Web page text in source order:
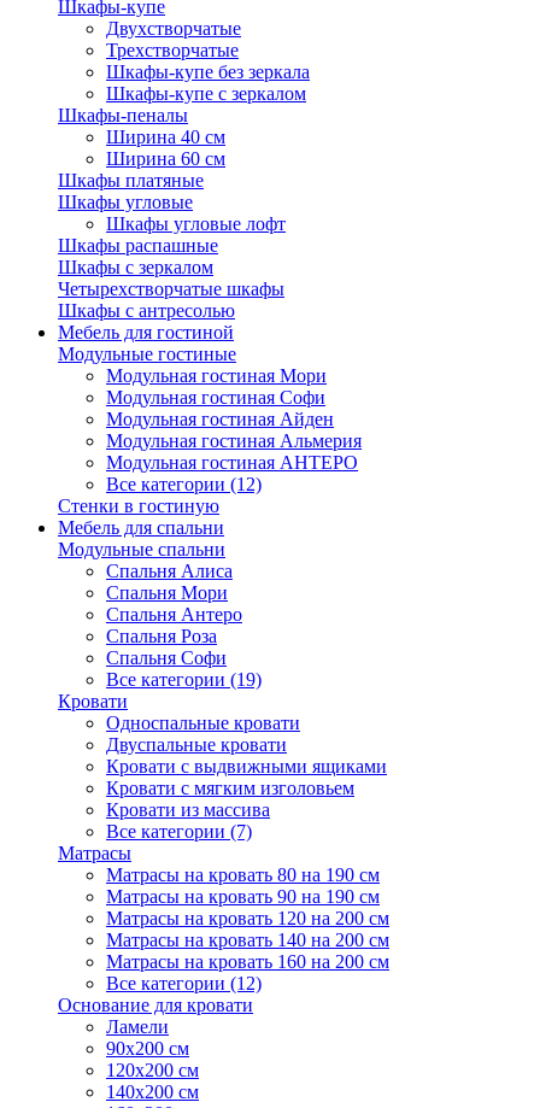
Шкафы-купе
Двухстворчатые
Трехстворчатые
Шкафы-купе без зеркала
Шкафы-купе с зеркалом
Шкафы-пеналы
Ширина 40 см
Ширина 60 см
Шкафы платяные
Шкафы угловые
Шкафы угловые лофт
Шкафы распашные
Шкафы с зеркалом
Четырехстворчатые шкафы
Шкафы с антресолью
Мебель для гостиной
Модульные гостиные
Модульная гостиная Мори
Модульная гостиная Софи
Модульная гостиная Айден
Модульная гостиная Альмерия
Модульная гостиная АНТЕРО
Все категории (12)
Стенки в гостиную
Мебель для спальни
Модульные спальни
Спальня Алиса
Спальня Мори
Спальня Антеро
Спальня Роза
Спальня Софи
Все категории (19)
Кровати
Односпальные кровати
Двуспальные кровати
Кровати с выдвижными ящиками
Кровати с мягким изголовьем
Кровати из массива
Все категории (7)
Матрасы
Матрасы на кровать 80 на 190 см
Матрасы на кровать 90 на 190 см
Матрасы на кровать 120 на 200 см
Матрасы на кровать 140 на 200 см
Матрасы на кровать 160 на 200 см
Все категории (12)
Основание для кровати
Ламели
90х200 см
120х200 см
140х200 см